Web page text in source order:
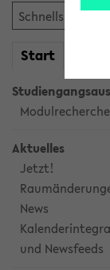
Start
Modulrecherche
Aktuelles
Jetzt!
News
und Newsfeeds